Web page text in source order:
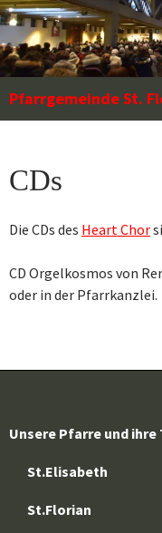
Zum
Inhalt
springen
Pfarrgemeinde St.
CDs
Die CDs des Heart Chor
CD Orgelkosmos von
oder in der Pfarrkanzlei.
Unsere Pfarre und
St.Elisabeth
St.Florian